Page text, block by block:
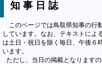
知事日誌
このページでは鳥取県知事の行
しています。なお、テキストによ
は土日・祝日を除く毎日、午後６
います。
ただし、当日の掲載となります